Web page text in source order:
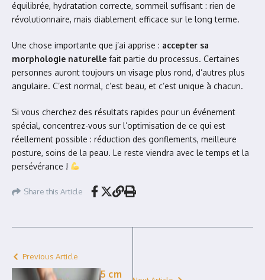
équilibrée, hydratation correcte, sommeil suffisant : rien de
révolutionnaire, mais diablement efficace sur le long terme.
Une chose importante que j’ai apprise : accepter sa
morphologie naturelle fait partie du processus. Certaines
personnes auront toujours un visage plus rond, d’autres plus
angulaire. C’est normal, c’est beau, et c’est unique à chacun.
Si vous cherchez des résultats rapides pour un événement
spécial, concentrez-vous sur l’optimisation de ce qui est
réellement possible : réduction des gonflements, meilleure
posture, soins de la peau. Le reste viendra avec le temps et la
persévérance !
Share this Article
Previous Article
5 cm